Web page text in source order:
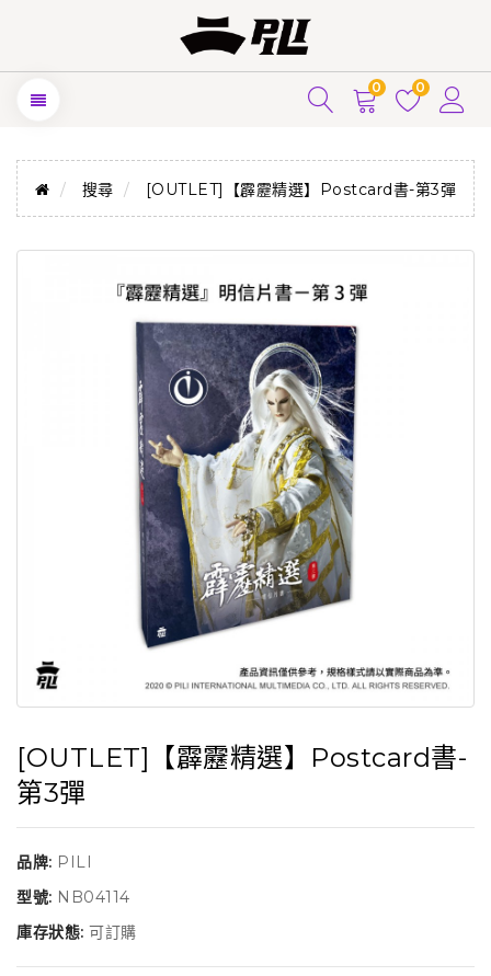
0 0
搜尋 [OUTLET]【霹靂精選】Postcard書-第3彈
[OUTLET]【霹靂精選】Postcard書-
第3彈
品牌: PILI
型號: NB04114
庫存狀態: 可訂購